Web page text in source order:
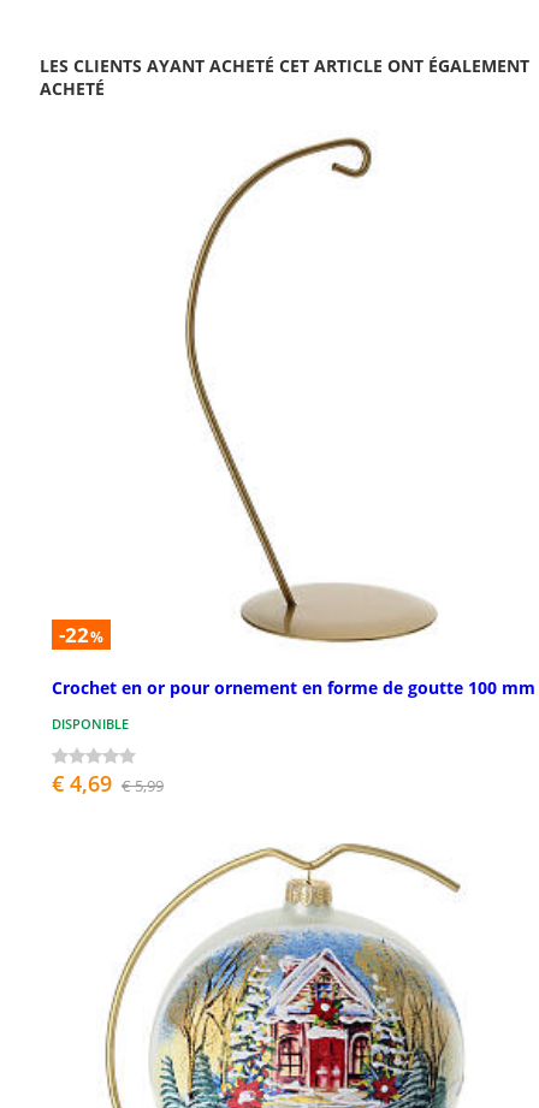
LES CLIENTS AYANT ACHETÉ CET ARTICLE ONT ÉGALEMENT
ACHETÉ
-22%
Crochet en or pour ornement en forme de goutte 100 mm
DISPONIBLE
€ 4,69 € 5,99